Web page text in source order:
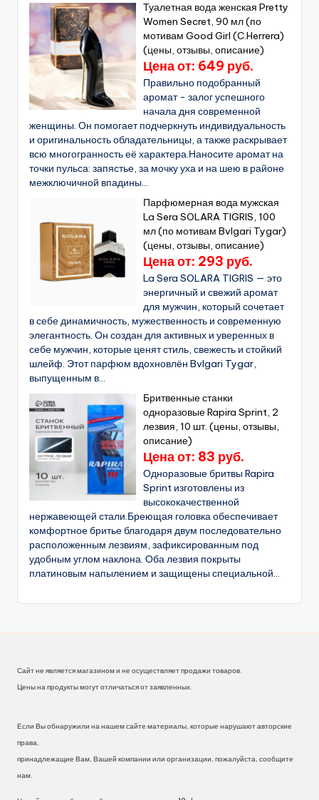
Туалетная вода женская Pretty
Women Secret, 90 мл (по
мотивам Good Girl (C.Herrera)
(цены, отзывы, описание)
Цена от: 649 руб.
Правильно подобранный
аромат - залог успешного
начала дня современной
женщины. Он помогает подчеркнуть индивидуальность
и оригинальность обладательницы, а также раскрывает
всю многогранность её характера.Наносите аромат на
точки пульса: запястье, за мочку уха и на шею в районе
межключичной впадины...
Парфюмерная вода мужская
La Sera SOLARA TIGRIS, 100
мл (по мотивам Bvlgari Tygar)
(цены, отзывы, описание)
Цена от: 293 руб.
La Sera SOLARA TIGRIS — это
энергичный и свежий аромат
для мужчин, который сочетает
в себе динамичность, мужественность и современную
элегантность. Он создан для активных и уверенных в
себе мужчин, которые ценят стиль, свежесть и стойкий
шлейф. Этот парфюм вдохновлён Bvlgari Tygar,
выпущенным в...
Бритвенные станки
одноразовые Rapira Sprint, 2
лезвия, 10 шт. (цены, отзывы,
описание)
Цена от: 83 руб.
Одноразовые бритвы Rapira
Sprint изготовлены из
высококачественной
нержавеющей стали.Бреющая головка обеспечивает
комфортное бритье благодаря двум последовательно
расположенным лезвиям, зафиксированным под
удобным углом наклона. Оба лезвия покрыты
платиновым напылением и защищены специальной...
Сайт не является магазином и не осуществляет продажи товаров.
Цены на продукты могут отличаться от заявленных.
Если Вы обнаружили на нашем сайте материалы, которые нарушают авторские
права,
принадлежащие Вам, Вашей компании или организации, пожалуйста, сообщите
нам.